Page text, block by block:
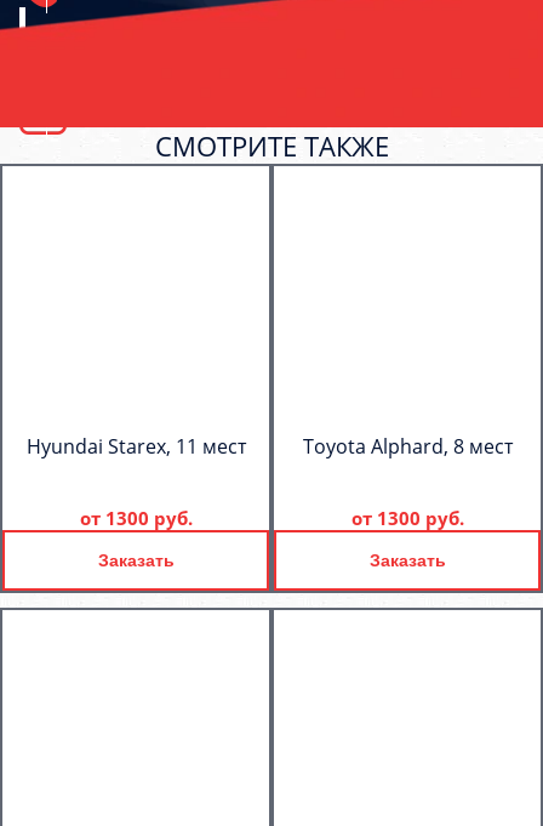
СМОТРИТЕ ТАКЖЕ
Hyundai Starex, 11 мест
от 1300 руб.
Заказать
Toyota Alphard, 8 мест
от 1300 руб.
Заказать